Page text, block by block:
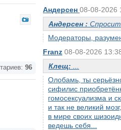
Андерсен 08-08-2026
Андерсен :
Модераторы,
Franz 08-08-2026
Клещ:
Олобамь, ты
сифилис
гомосексуализма и
и так не великий
в мире своих
ведешь себя...
96